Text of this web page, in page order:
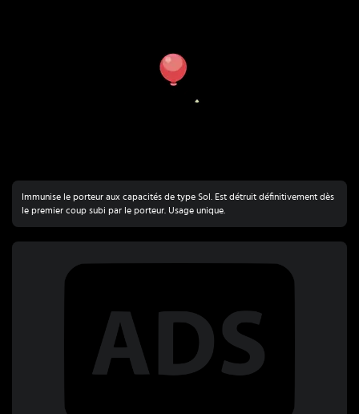
Immunise le porteur aux capacités de type Sol. Est détruit définitivement dès
le premier coup subi par le porteur. Usage unique.